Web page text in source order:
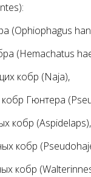
(Ophiophagus
(Hemachatus
кобр (Naja),
Гюнтера
кобр (Aspidelaps),
кобр
кобр